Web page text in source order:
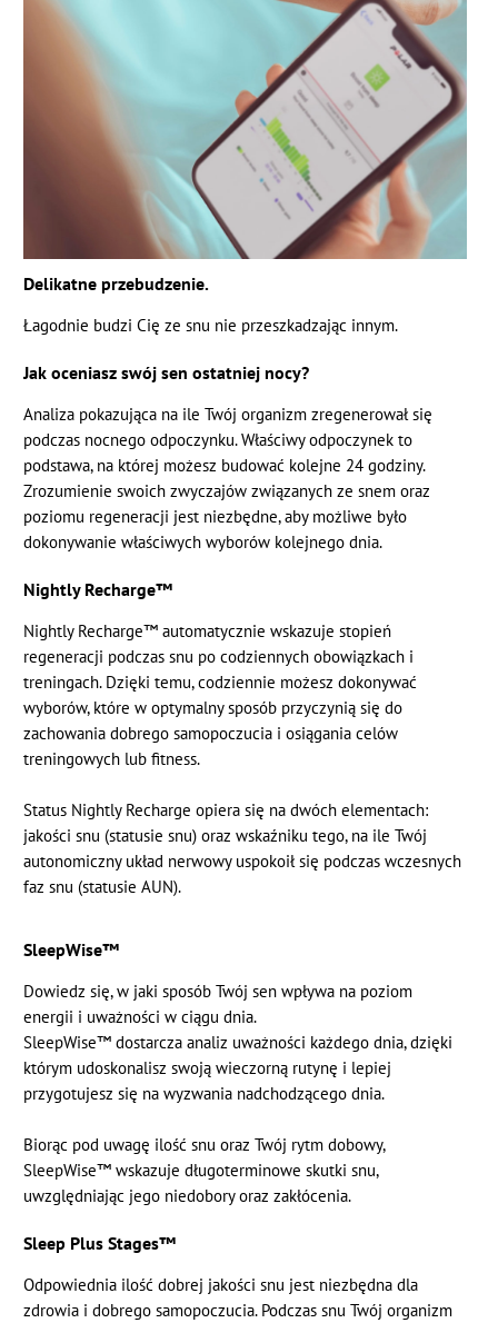
Delikatne przebudzenie.
Łagodnie budzi Cię ze snu nie przeszkadzając innym.
Jak oceniasz swój sen ostatniej nocy?
Analiza pokazująca na ile Twój organizm zregenerował się
podczas nocnego odpoczynku. Właściwy odpoczynek to
podstawa, na której możesz budować kolejne 24 godziny.
Zrozumienie swoich zwyczajów związanych ze snem oraz
poziomu regeneracji jest niezbędne, aby możliwe było
dokonywanie właściwych wyborów kolejnego dnia.
Nightly Recharge™
Nightly Recharge™ automatycznie wskazuje stopień
regeneracji podczas snu po codziennych obowiązkach i
treningach. Dzięki temu, codziennie możesz dokonywać
wyborów, które w optymalny sposób przyczynią się do
zachowania dobrego samopoczucia i osiągania celów
treningowych lub fitness.
Status Nightly Recharge opiera się na dwóch elementach:
jakości snu (statusie snu) oraz wskaźniku tego, na ile Twój
autonomiczny układ nerwowy uspokoił się podczas wczesnych
faz snu (statusie AUN).
SleepWise™
Dowiedz się, w jaki sposób Twój sen wpływa na poziom
energii i uważności w ciągu dnia.
SleepWise™ dostarcza analiz uważności każdego dnia, dzięki
którym udoskonalisz swoją wieczorną rutynę i lepiej
przygotujesz się na wyzwania nadchodzącego dnia.
Biorąc pod uwagę ilość snu oraz Twój rytm dobowy,
SleepWise™ wskazuje długoterminowe skutki snu,
uwzględniając jego niedobory oraz zakłócenia.
Sleep Plus Stages™
Odpowiednia ilość dobrej jakości snu jest niezbędna dla
zdrowia i dobrego samopoczucia. Podczas snu Twój organizm